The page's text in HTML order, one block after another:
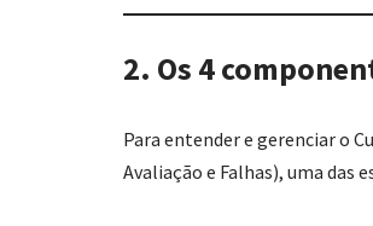
2. Os 4
Para entender e gerenciar o
Avaliação e Falhas), uma das